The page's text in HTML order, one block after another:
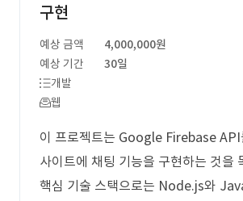
구현
예상 금액
4,000,000원
예상 기간
30일
개발
웹
이 프로젝트는 Google Firebase API
사이트에 채팅 기능을 구현하는 것을
핵심 기술 스택으로는 Node.js와